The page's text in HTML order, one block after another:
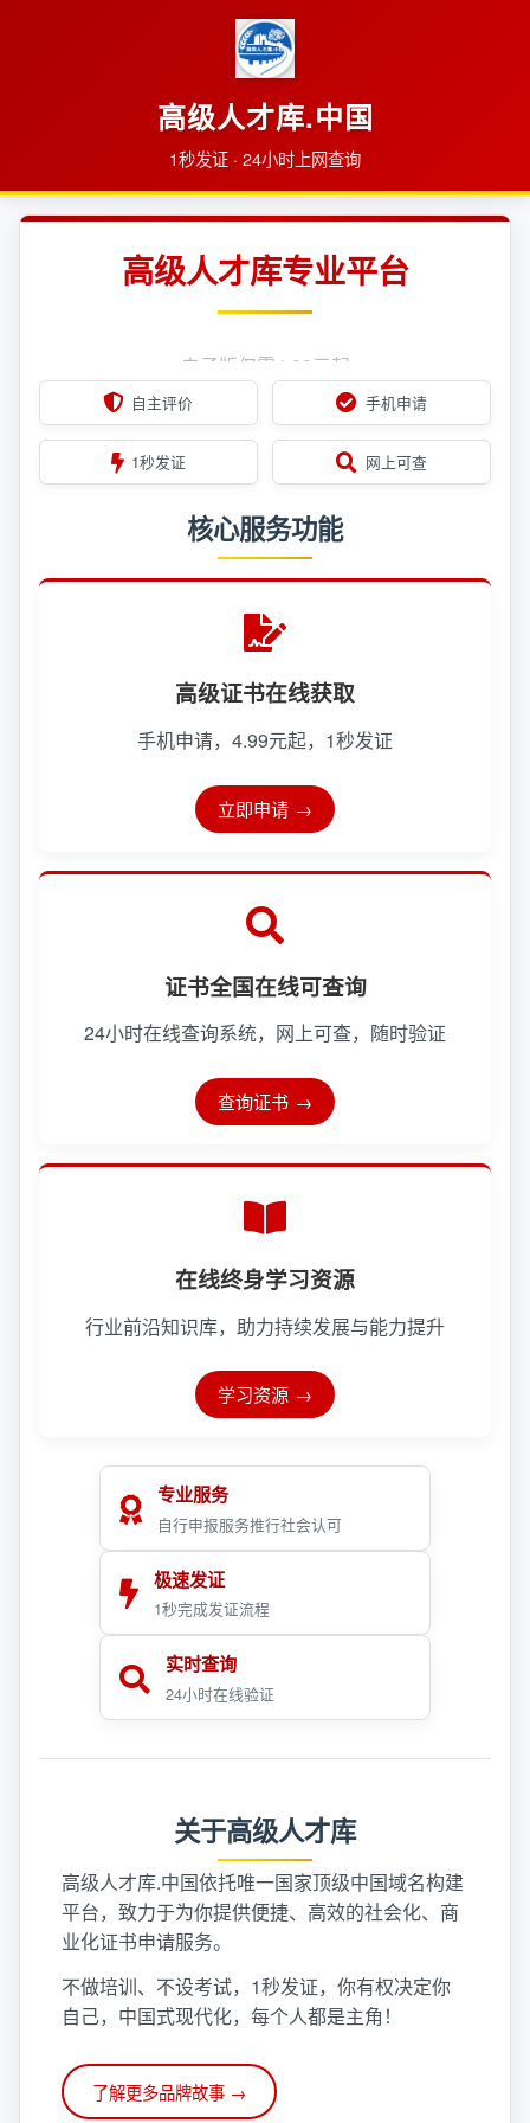
高级人才库.中国
1秒发证 · 24小时上网查询
高级人才库专业平台
电子版仅需4.99元起
自主评价 · 你定义你自己
自主评价 手机申请
1秒发证 网上可查
核心服务功能
高级证书在线获取
手机申请，4.99元起，1秒发证
立即申请
证书全国在线可查询
24小时在线查询系统，网上可查，随时验证
查询证书
在线终身学习资源
行业前沿知识库，助力持续发展与能力提升
学习资源
专业服务
自行申报服务推行社会认可
极速发证
1秒完成发证流程
实时查询
24小时在线验证
关于高级人才库
高级人才库.中国依托唯一国家顶级中国域名构建
平台，致力于为你提供便捷、高效的社会化、商
业化证书申请服务。
不做培训、不设考试，1秒发证，你有权决定你
自己，中国式现代化，每个人都是主角！
了解更多品牌故事 →